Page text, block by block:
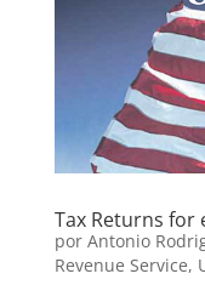
Tax Returns for
por Antonio
Revenue Service,